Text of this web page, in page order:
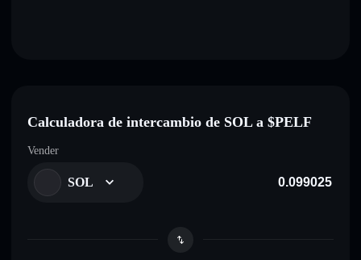
Calculadora de intercambio de SOL a $PELF
Vender
SOL